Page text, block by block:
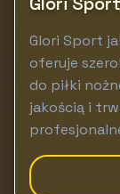
Glori Sport
oferuje
do piłki
jakością i